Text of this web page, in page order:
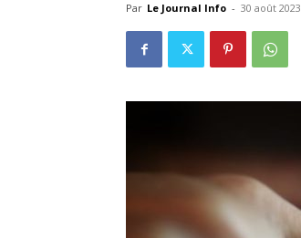
Par Le Journal Info - 30 août 2023